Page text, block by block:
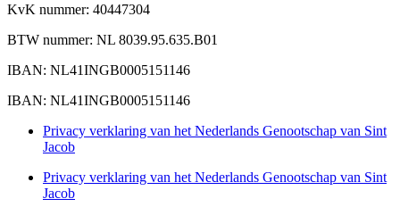
KvK nummer: 40447304
BTW nummer: NL 8039.95.635.B01
IBAN: NL41INGB0005151146
IBAN: NL41INGB0005151146
Privacy verklaring van het Nederlands Genootschap van Sint
Jacob
Privacy verklaring van het Nederlands Genootschap van Sint
Jacob